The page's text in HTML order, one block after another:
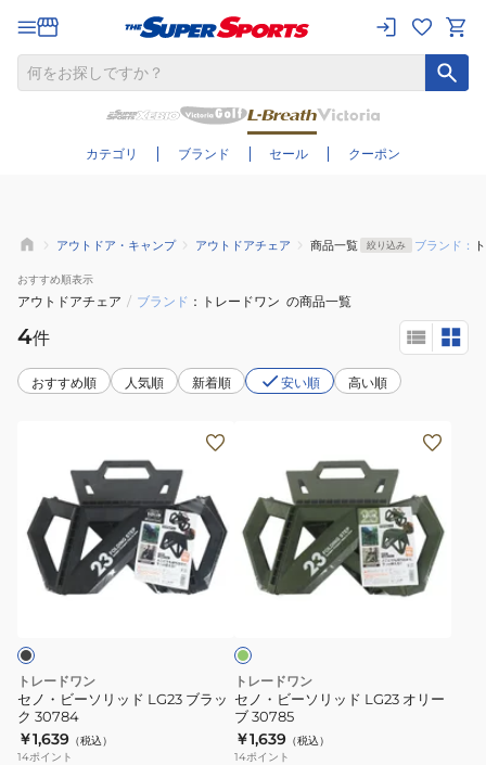
カテゴリ ブランド セール クーポン
さらに絞り込む
アウトドア・キャンプ アウトドアチェア 商品一覧 絞り込み ブランド：
おすすめ順表示
アウトドアチェア / ブランド トレードワン の商品一覧
4件
おすすめ順 人気順 新着順 安い順 高い順
ソ
LG23
ブ
ラ
ッ
ク
トレードワン
セノ・ビーソリッド LG23 ブラッ
ク 30784
￥1,639 （税込）
14ポイント
ー
ソ
リ
LG23
オ
リ
ー
ブ
オ
トレードワン
セノ・ビーソリッド LG23 オリー
ブ 30785
￥1,639 （税込）
14ポイント